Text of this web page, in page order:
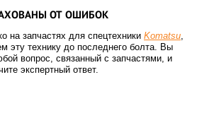
ОТ ОШИБОК
на запчастях для спецтехники Komatsu,
эту технику до последнего болта. Вы
вопрос, связанный с запчастями, и
экспертный ответ.